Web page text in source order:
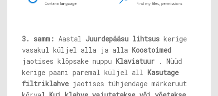
3. samm: Aastal Juurdepääsu lihtsus kerige
vasakul küljel alla ja alla Koostoimed
jaotises klõpsake nuppu Klaviatuur . Nüüd
kerige paani paremal küljel all Kasutage
filtriklahve jaotises tühjendage märkeruut